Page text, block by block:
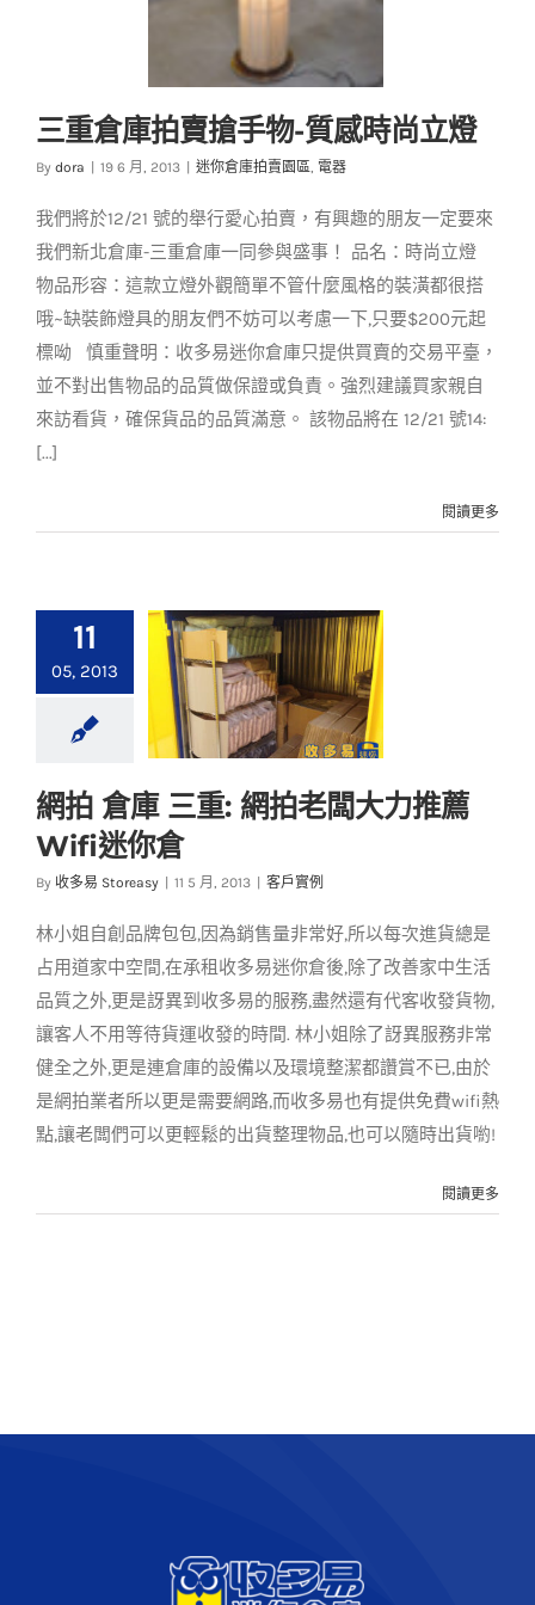
三重倉庫拍賣搶手物-
質感時尚立燈
迷你倉庫拍賣園區 電器
三重倉庫拍賣搶手物-質感時尚立燈
By dora | 19 6 月, 2013 | 迷你倉庫拍賣園區 電器
我們將於12/21 號的舉行愛心拍賣，有興趣的朋友一定要來
我們新北倉庫-三重倉庫一同參與盛事！ 品名：時尚立燈
物品形容：這款立燈外觀簡單不管什麼風格的裝潢都很搭
哦~缺裝飾燈具的朋友們不妨可以考慮一下,只要$200元起
標呦 慎重聲明：收多易迷你倉庫只提供買賣的交易平臺，
並不對出售物品的品質做保證或負責。強烈建議買家親自
來訪看貨，確保貨品的品質滿意。 該物品將在 12/21 號14:
[...]
閱讀更多
11
05, 2013
網拍 倉庫 三重: 網拍
老闆大力推薦Wifi迷
你倉
網拍 倉庫 三重: 網拍老闆大力推薦
Wifi迷你倉
By 收多易 Storeasy | 11 5 月, 2013 | 客戶實例
林小姐自創品牌包包,因為銷售量非常好,所以每次進貨總是
占用道家中空間,在承租收多易迷你倉後,除了改善家中生活
品質之外,更是訝異到收多易的服務,盡然還有代客收發貨物,
讓客人不用等待貨運收發的時間. 林小姐除了訝異服務非常
健全之外,更是連倉庫的設備以及環境整潔都讚賞不已,由於
是網拍業者所以更是需要網路,而收多易也有提供免費wifi熱
點,讓老闆們可以更輕鬆的出貨整理物品,也可以隨時出貨喲!
閱讀更多